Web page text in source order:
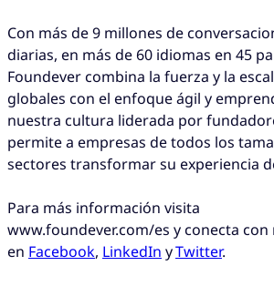
Con más de 9 millones de
diarias, en más de 60 idiomas en 45
Foundever combina la fuerza y la
globales con el enfoque ágil y
nuestra cultura liderada por
permite a empresas de todos los
sectores transformar su experiencia
Para más información visita
www.foundever.com/es y conecta
en Facebook, LinkedIn yTwitter.